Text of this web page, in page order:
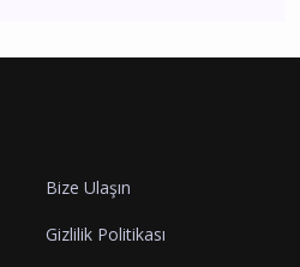
Bize Ulaşın
Gizlilik Politikası